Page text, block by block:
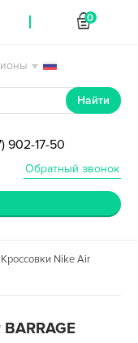
Найти
902-17-50
Обратный звонок
Кроссовки Nike Air
0